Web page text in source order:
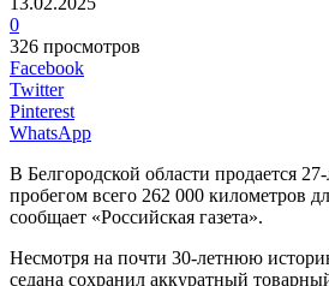
0
326 просмотров
Facebook
Twitter
Pinterest
WhatsApp
В Белгородской области продается
пробегом всего 262 000 километров
сообщает «Российская газета».
Несмотря на почти 30-летнюю
седана сохранил аккуратный